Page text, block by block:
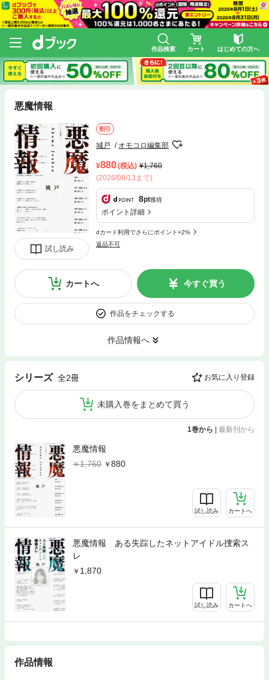
作品検索 カート はじめての方へ
悪魔情報
試し読み
割引
城戸 オモコロ編集部
880(税込)
1,760
(2026/08/13まで)
8pt獲得
ポイント詳細
dカード利用でさらにポイント+2%
返品不可
カートへ 今すぐ買う
作品をチェックする
作品情報へ
シリーズ 全2冊 お気に入り登録
未購入巻をまとめて買う
1巻から | 最新刊から
悪魔情報
1,760
880
試し読み カートへ
悪魔情報 ある失踪したネットアイドル捜索ス
レ
1,870
試し読み カートへ
作品情報